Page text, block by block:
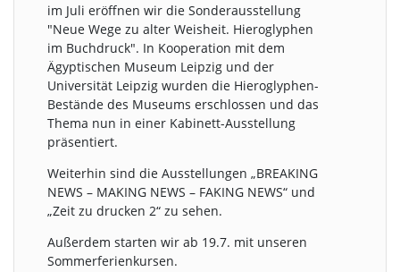
im Juli eröffnen wir die Sonderausstellung
"Neue Wege zu alter Weisheit. Hieroglyphen
im Buchdruck". In Kooperation mit dem
Ägyptischen Museum Leipzig und der
Universität Leipzig wurden die Hieroglyphen-
Bestände des Museums erschlossen und das
Thema nun in einer Kabinett-Ausstellung
präsentiert.
Weiterhin sind die Ausstellungen „BREAKING
NEWS – MAKING NEWS – FAKING NEWS“ und
„Zeit zu drucken 2“ zu sehen.
Außerdem starten wir ab 19.7. mit unseren
Sommerferienkursen.